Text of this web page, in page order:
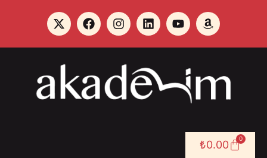
₺0.00 0